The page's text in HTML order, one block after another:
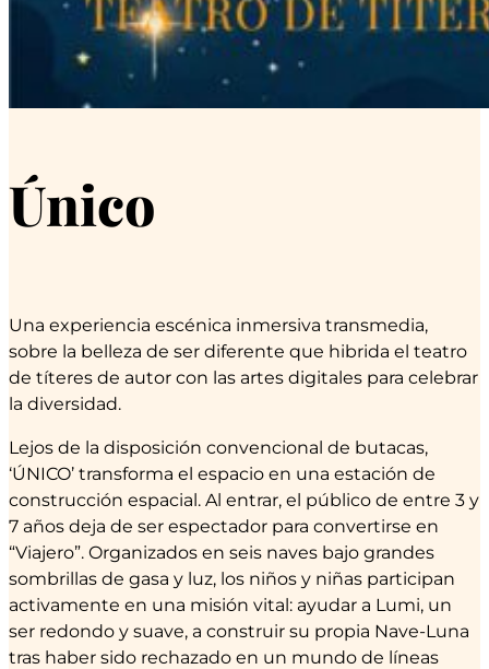
Único
Una experiencia escénica inmersiva transmedia,
sobre la belleza de ser diferente que hibrida el teatro
de títeres de autor con las artes digitales para celebrar
la diversidad.
Lejos de la disposición convencional de butacas,
‘ÚNICO’ transforma el espacio en una estación de
construcción espacial. Al entrar, el público de entre 3 y
7 años deja de ser espectador para convertirse en
“Viajero”. Organizados en seis naves bajo grandes
sombrillas de gasa y luz, los niños y niñas participan
activamente en una misión vital: ayudar a Lumi, un
ser redondo y suave, a construir su propia Nave-Luna
tras haber sido rechazado en un mundo de líneas